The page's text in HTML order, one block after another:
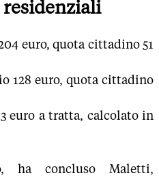
residenziali
euro, quota cittadino 51
128 euro, quota cittadino
euro a tratta, calcolato in
ha concluso Maletti,